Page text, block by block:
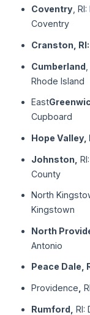
Coventry,
Coventry
Cranston, RI:
Cumberland
Rhode Island
East
Cupboard
Hope Valley,
Johnston,
County
North
Kingstown
North
Antonio
Peace Dale,
Providence
Rumford, RI: